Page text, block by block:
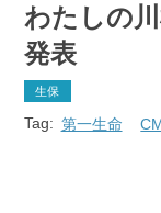
わたしの
発表
生保
Tag: 第一生命